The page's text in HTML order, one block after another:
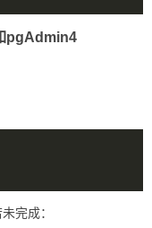
pgAdmin4
完成：